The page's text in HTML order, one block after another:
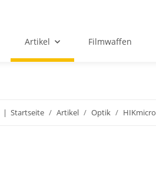
Artikel Filmwaffen
Startseite Artikel Optik HIKmicro